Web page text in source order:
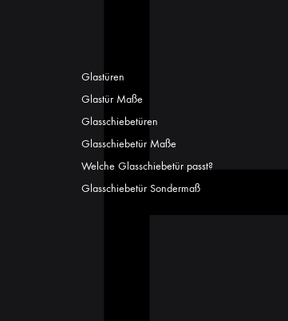
Glastüren
Glastür Maße
Glasschiebetüren
Glasschiebetür Maße
Welche Glasschiebetür passt?
Glasschiebetür Sondermaß